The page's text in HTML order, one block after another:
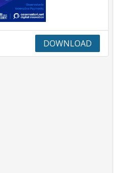
DOWNLOAD